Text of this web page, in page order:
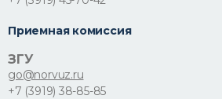
+7 (3919) 45-70-42
Приемная комиссия
ЗГУ
go@norvuz.ru